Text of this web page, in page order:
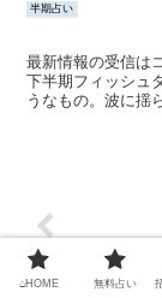
半期占い
最新情報の受信は
下半期フィッシュ
うなもの。波に揺
2026年下半期フ
⌂HOME 無料占い